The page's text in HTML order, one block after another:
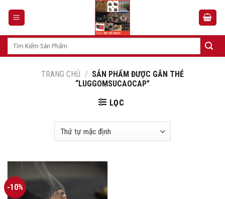
Tìm
TRANG CHỦ / SẢN PHẨM ĐƯỢC GẮN THẺ
“LUGGOMSUCAOCAP”
LỌC
-10%